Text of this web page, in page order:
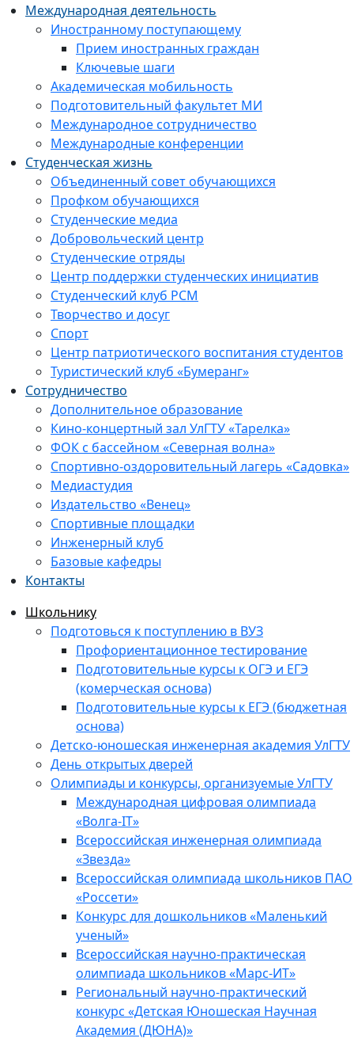
Международная деятельность
Иностранному поступающему
Прием иностранных граждан
Ключевые шаги
Академическая мобильность
Подготовительный факультет МИ
Международное сотрудничество
Международные конференции
Студенческая жизнь
Объединенный совет обучающихся
Профком обучающихся
Студенческие медиа
Добровольческий центр
Студенческие отряды
Центр поддержки студенческих инициатив
Студенческий клуб РСМ
Творчество и досуг
Спорт
Центр патриотического воспитания студентов
Туристический клуб «Бумеранг»
Сотрудничество
Дополнительное образование
Кино-концертный зал УлГТУ «Тарелка»
ФОК с бассейном «Северная волна»
Спортивно-оздоровительный лагерь «Садовка»
Медиастудия
Издательство «Венец»
Спортивные площадки
Инженерный клуб
Базовые кафедры
Контакты
Школьнику
Подготовься к поступлению в ВУЗ
Профориентационное тестирование
Подготовительные курсы к ОГЭ и ЕГЭ
(комерческая основа)
Подготовительные курсы к ЕГЭ (бюджетная
основа)
Детско-юношеская инженерная академия УлГТУ
День открытых дверей
Олимпиады и конкурсы, организуемые УлГТУ
Международная цифровая олимпиада
«Волга-IT»
Всероссийская инженерная олимпиада
«Звезда»
Всероссийская олимпиада школьников ПАО
«Россети»
Конкурс для дошкольников «Маленький
ученый»
Всероссийская научно-практическая
олимпиада школьников «Марс-ИТ»
Региональный научно-практический
конкурс «Детская Юношеская Научная
Академия (ДЮНА)»